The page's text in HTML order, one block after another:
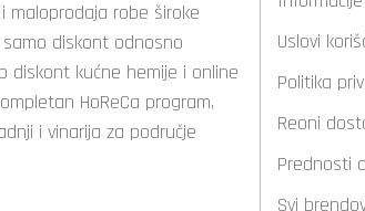
maloprodaja robe široke
diskont odnosno
diskont kućne hemije i online
HoReCa program,
i vinarija za područje
Uslovi
Politika
Reoni
Prednosti
Svi